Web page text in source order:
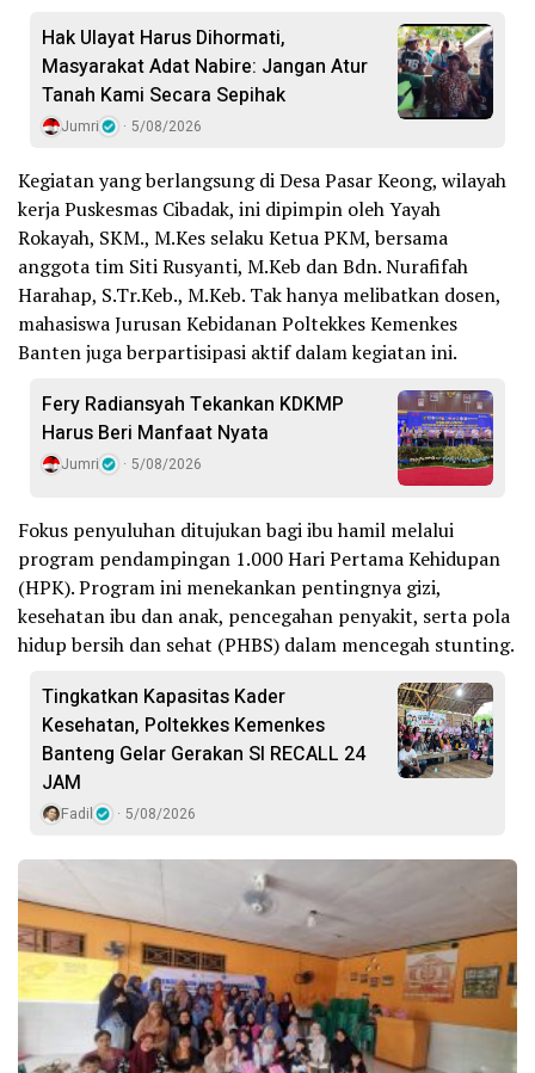
Hak Ulayat Harus Dihormati,
Masyarakat Adat Nabire: Jangan Atur
Tanah Kami Secara Sepihak
Jumri 5/08/2026
Kegiatan yang berlangsung di Desa Pasar Keong, wilayah
kerja Puskesmas Cibadak, ini dipimpin oleh Yayah
Rokayah, SKM., M.Kes selaku Ketua PKM, bersama
anggota tim Siti Rusyanti, M.Keb dan Bdn. Nurafifah
Harahap, S.Tr.Keb., M.Keb. Tak hanya melibatkan dosen,
mahasiswa Jurusan Kebidanan Poltekkes Kemenkes
Banten juga berpartisipasi aktif dalam kegiatan ini.
Fery Radiansyah Tekankan KDKMP
Harus Beri Manfaat Nyata
Jumri 5/08/2026
Fokus penyuluhan ditujukan bagi ibu hamil melalui
program pendampingan 1.000 Hari Pertama Kehidupan
(HPK). Program ini menekankan pentingnya gizi,
kesehatan ibu dan anak, pencegahan penyakit, serta pola
hidup bersih dan sehat (PHBS) dalam mencegah stunting.
Tingkatkan Kapasitas Kader
Kesehatan, Poltekkes Kemenkes
Banteng Gelar Gerakan SI RECALL 24
JAM
Fadil 5/08/2026